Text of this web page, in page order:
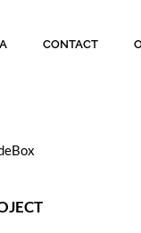
CONTACT